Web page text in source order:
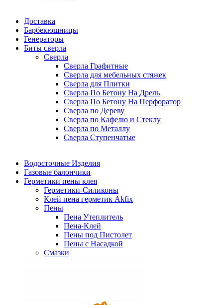
Доставка
Барбекюшницы
Генераторы
Биты сверла
Сверла
Сверла Графитные
Сверла для мебельных стяжек
Сверла для Плитки
Сверла По Бетону На Дрель
Сверла По Бетону На Перфоратор
Сверла по Дереву
Сверла по Кафелю и Стеклу
Сверла по Металлу
Сверла Ступенчатые
Водосточные Изделия
Газовые балончики
Герметики пены клея
Герметики-Силиконы
Клей пена герметик Akfix
Пены
Пена Утеплитель
Пена-Клей
Пены под Пистолет
Пены с Насадкой
Смазки